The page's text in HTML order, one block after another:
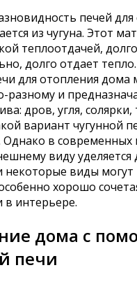
печей для
из чугуна. Этот
теплоотдачей,
долго отдает
для отопления дома
разному и
дров, угля,
вариант чугунной
Однако в современных
виду
некоторые виды могут
хорошо
в интерьере.
дома с
печи